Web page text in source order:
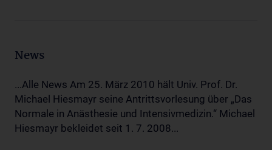
News
...Alle News Am 25. März 2010 hält Univ. Prof. Dr.
Michael Hiesmayr seine Antrittsvorlesung über „Das
Normale in Anästhesie und Intensivmedizin.“ Michael
Hiesmayr bekleidet seit 1. 7. 2008...